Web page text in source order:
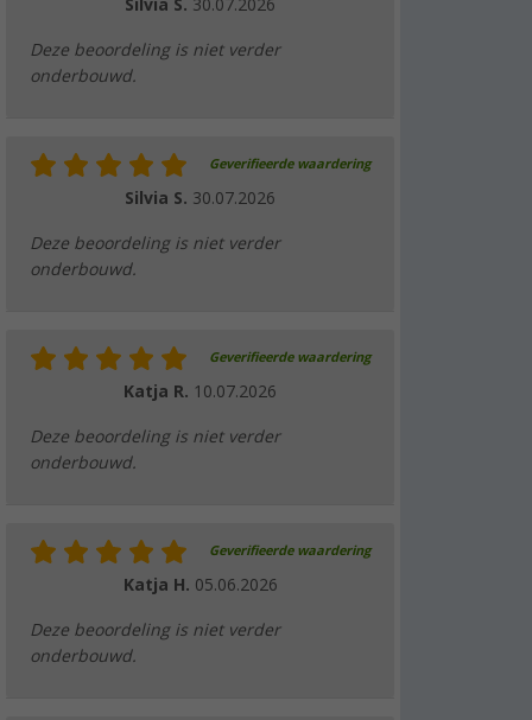
Silvia S. 30.07.2026
Deze beoordeling is niet verder
onderbouwd.
Geverifieerde waardering
Silvia S. 30.07.2026
Deze beoordeling is niet verder
onderbouwd.
Geverifieerde waardering
Katja R. 10.07.2026
Deze beoordeling is niet verder
onderbouwd.
Geverifieerde waardering
Katja H. 05.06.2026
Deze beoordeling is niet verder
onderbouwd.